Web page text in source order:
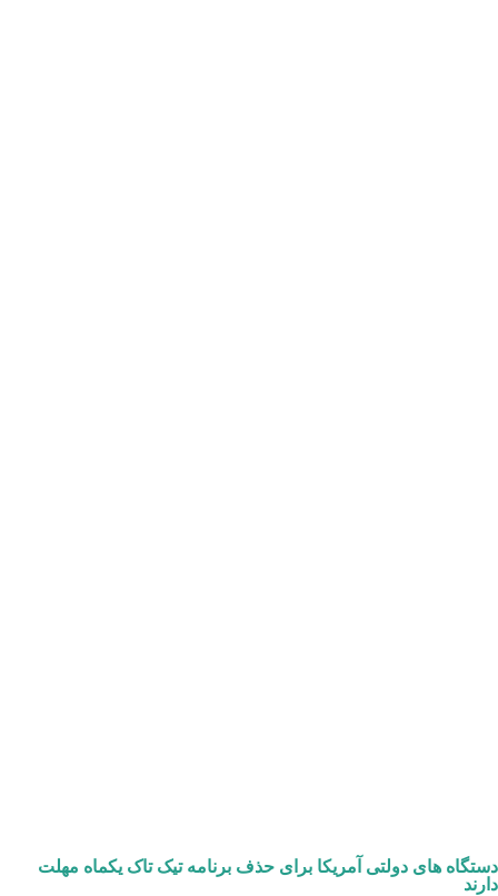
دستگاه های دولتی آمریکا برای حذف برنامه تیک تاک یکماه مهلت
دارند